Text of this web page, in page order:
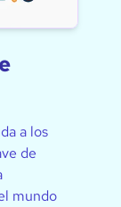
a los
de
mundo